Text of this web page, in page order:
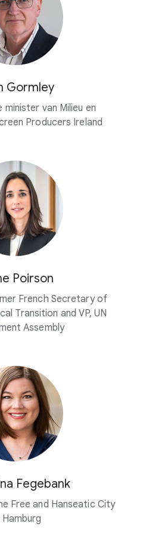
Gormley
minister van Milieu en
Producers Ireland
Poirson
French Secretary of
Transition and VP, UN
Assembly
Fegebank
Free and Hanseatic City